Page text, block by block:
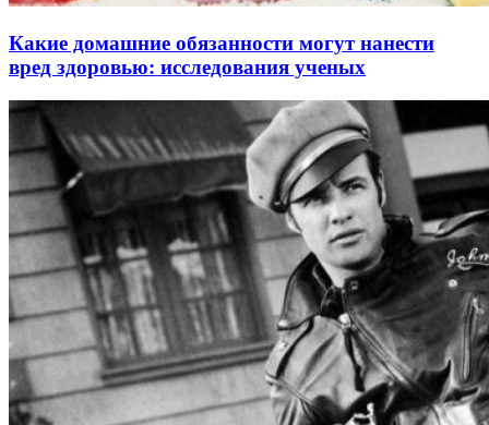
Какие домашние обязанности могут нанести
вред здоровью: исследования ученых